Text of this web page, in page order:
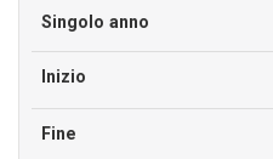
Singolo anno
Inizio
Fine